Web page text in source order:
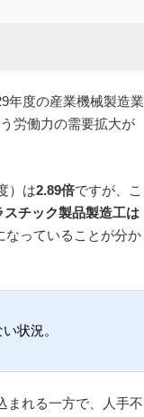
年度の産業機械製造業
労働力の需要拡大が
）は2.89倍ですが、こ
スチック製品製造工は
なっていることが分か
状況。
まれる一方で、人手不